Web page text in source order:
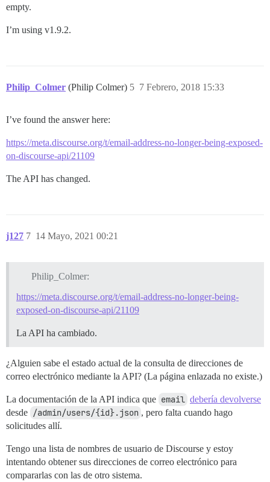
empty.
I’m using v1.9.2.
Philip_Colmer (Philip Colmer) 7 Febrero, 2018 15:33
5
I’ve found the answer here:
https://meta.discourse.org/t/email-address-no-longer-being-exposed-
on-discourse-api/21109
The API has changed.
j127 14 Mayo, 2021 00:21
7
Philip_Colmer:
https://meta.discourse.org/t/email-address-no-longer-being-
exposed-on-discourse-api/21109
La API ha cambiado.
¿Alguien sabe el estado actual de la consulta de direcciones de
correo electrónico mediante la API? (La página enlazada no existe.)
La documentación de la API indica que email debería devolverse
desde /admin/users/{id}.json , pero falta cuando hago
solicitudes allí.
Tengo una lista de nombres de usuario de Discourse y estoy
intentando obtener sus direcciones de correo electrónico para
compararlas con las de otro sistema.